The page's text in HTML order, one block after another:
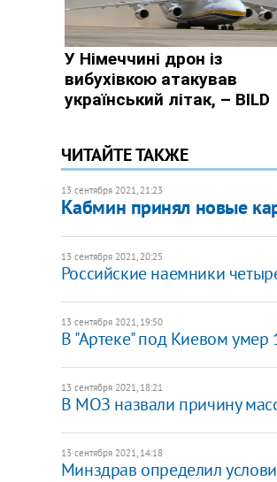
ЧИТАЙТЕ ТАКЖЕ
13 сентября 2021, 21:23
Кабмин принял новые
13 сентября 2021, 20:25
Российские наемники
13 сентября 2021, 19:50
В "Артеке" под Киевом умер
13 сентября 2021, 18:21
В МОЗ назвали причину
13 сентября 2021, 14:18
Минздрав определил